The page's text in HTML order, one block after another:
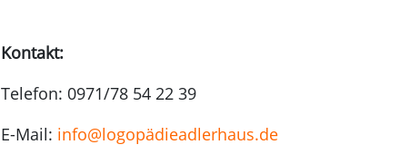
Kontakt:
Telefon: 0971/78 54 22 39
E-Mail: info@logopädieadlerhaus.de